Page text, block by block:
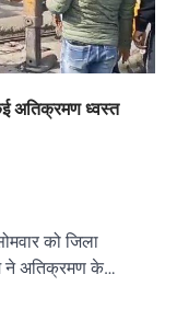
अतिक्रमण ध्वस्त
को जिला
ने अतिक्रमण के…